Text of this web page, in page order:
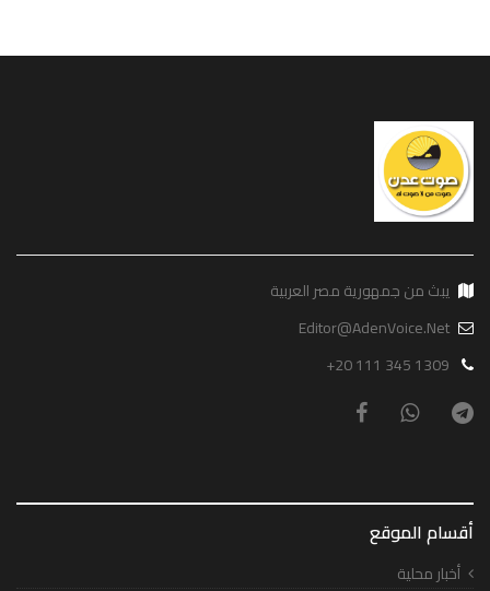
يبث من جمهورية مصر العربية
Editor@AdenVoice.Net
+20 111 345 1309
أقسام الموقع
أخبار محلية